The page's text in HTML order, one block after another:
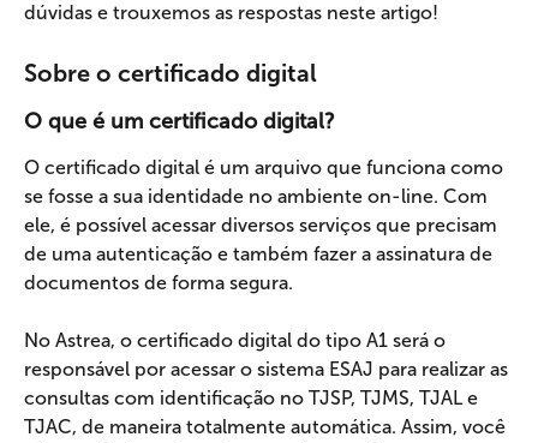
dúvidas e trouxemos as respostas neste artigo!
Sobre o certificado digital
O que é um certificado digital?
O certificado digital é um arquivo que funciona como
se fosse a sua identidade no ambiente on-line. Com
ele, é possível acessar diversos serviços que precisam
de uma autenticação e também fazer a assinatura de
documentos de forma segura.
No Astrea, o certificado digital do tipo A1 será o
responsável por acessar o sistema ESAJ para realizar as
consultas com identificação no TJSP, TJMS, TJAL e
TJAC, de maneira totalmente automática. Assim, você